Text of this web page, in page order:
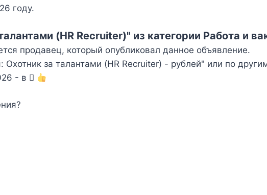
году.
(HR Recruiter)" из категории Работа и
продавец, который опубликовал данное объявление.
за талантами (HR Recruiter) - рублей" или по
- в